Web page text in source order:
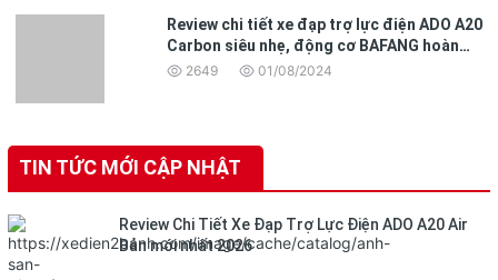
Review chi tiết xe đạp trợ lực điện ADO A20
Carbon siêu nhẹ, động cơ BAFANG hoàn
toàn mới
2649 01/08/2024
TIN TỨC MỚI CẬP NHẬT
Review Chi Tiết Xe Đạp Trợ Lực Điện ADO A20 Air
Bản mới nhất 2026